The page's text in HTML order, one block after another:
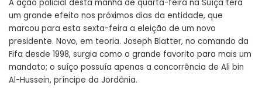
A ação policial desta manhã de quarta-feira na Suíça terá
um grande efeito nos próximos dias da entidade, que
marcou para esta sexta-feira a eleição de um novo
presidente. Novo, em teoria. Joseph Blatter, no comando da
Fifa desde 1998, surgia como o grande favorito para mais um
mandato; o suíço possuía apenas a concorrência de Ali bin
Al-Hussein, príncipe da Jordânia.